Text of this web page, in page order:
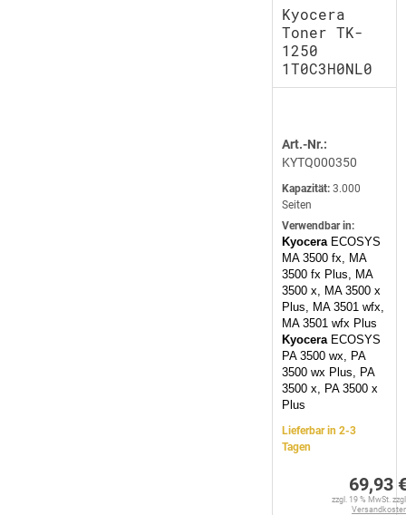
Kyocera
Toner TK-
1250
1T0C3H0NL0
Art.-Nr.:
KYTQ000350
Kapazität: 3.000
Seiten
Verwendbar in:
KyoceraECOSYS
MA 3500 fx, MA
3500 fx Plus, MA
3500 x, MA 3500 x
Plus, MA 3501 wfx,
MA 3501 wfx Plus
KyoceraECOSYS
PA 3500 wx, PA
3500 wx Plus, PA
3500 x, PA 3500 x
Plus
Lieferbar in 2-3
Tagen
69,93
zzgl. 19 % MwSt.